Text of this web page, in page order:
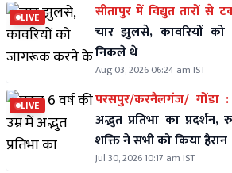
LIVE
चार झुलसे, कावरियों
निकले थे
Aug 03, 2026 06:24 am IST
LIVE परसपुर/करनैलगंज/ गोंडा :
अद्भुत प्रतिभा का प्रदर्शन,
शक्ति ने सभी को किया हैरान
Jul 30, 2026 10:17 am IST